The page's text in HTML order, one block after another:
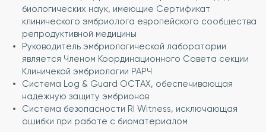
биологических наук, имеющие Сертификат
клинического эмбриолога европейского сообщества
репродуктивной медицины
Руководитель эмбриологической лаборатории
является Членом Координационного Совета секции
Клиничекой эмбриологии РАРЧ
Система Log & Guard OCTAX, обеспечивающая
надежную защиту эмбрионов
Система безопасности RI Witness, исключающая
ошибки при работе с биоматериалом